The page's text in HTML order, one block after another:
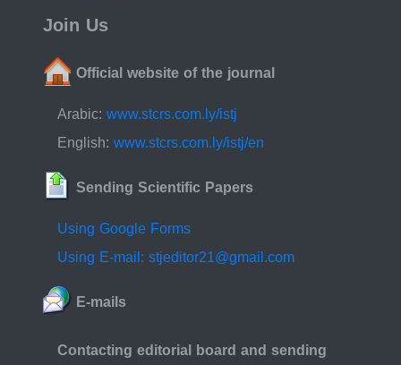
Join Us
Official website of the journal
Arabic:www.stcrs.com.ly/istj
English:www.stcrs.com.ly/istj/en
Sending Scientific Papers
Using Google Forms
Using E-mail: stjeditor21@gmail.com
E-mails
Contacting editorial board and sending